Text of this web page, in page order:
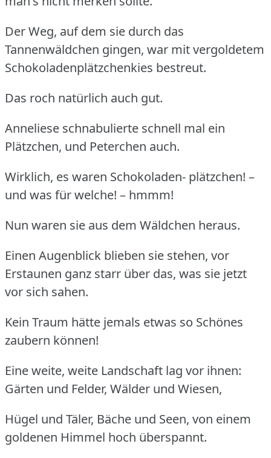
Der Weg, auf dem sie durch das
Tannenwäldchen gingen, war mit vergoldetem
Schokoladenplätzchenkies bestreut.
Das roch natürlich auch gut.
Anneliese schnabulierte schnell mal ein
Plätzchen, und Peterchen auch.
Wirklich, es waren Schokoladen- plätzchen! –
und was für welche! – hmmm!
Nun waren sie aus dem Wäldchen heraus.
Einen Augenblick blieben sie stehen, vor
Erstaunen ganz starr über das, was sie jetzt
vor sich sahen.
Kein Traum hätte jemals etwas so Schönes
zaubern können!
Eine weite, weite Landschaft lag vor ihnen:
Gärten und Felder, Wälder und Wiesen,
Hügel und Täler, Bäche und Seen, von einem
goldenen Himmel hoch überspannt.